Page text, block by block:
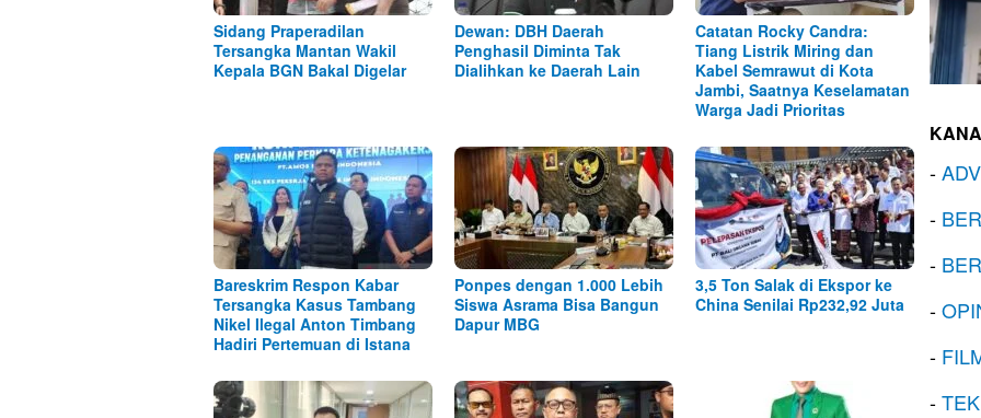
Sidang Praperadilan
Tersangka Mantan Wakil
Kepala BGN Bakal Digelar
Dewan: DBH Daerah
Penghasil Diminta Tak
Dialihkan ke Daerah Lain
Catatan Rocky Candra:
Tiang Listrik Miring dan
Kabel Semrawut di Kota
Jambi, Saatnya Keselamatan
Warga Jadi Prioritas
Bareskrim Respon Kabar
Tersangka Kasus Tambang
Nikel Ilegal Anton Timbang
Hadiri Pertemuan di Istana
Ponpes dengan 1.000 Lebih
Siswa Asrama Bisa Bangun
Dapur MBG
3,5 Ton Salak di Ekspor ke
China Senilai Rp232,92 Juta
-
-
-
-
-
-